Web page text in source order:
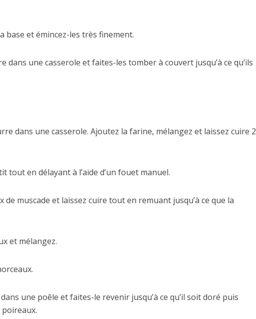
base et émincez-les très finement.
dans une casserole et faites-les tomber à couvert jusqu’à ce qu’ils
dans une casserole. Ajoutez la farine, mélangez et laissez cuire 2
tout en délayant à l’aide d’un fouet manuel.
de muscade et laissez cuire tout en remuant jusqu’à ce que la
et mélangez.
une poêle et faites-le revenir jusqu’à ce qu’il soit doré puis